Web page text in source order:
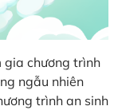
gia chương trình
ngẫu nhiên
trình an sinh